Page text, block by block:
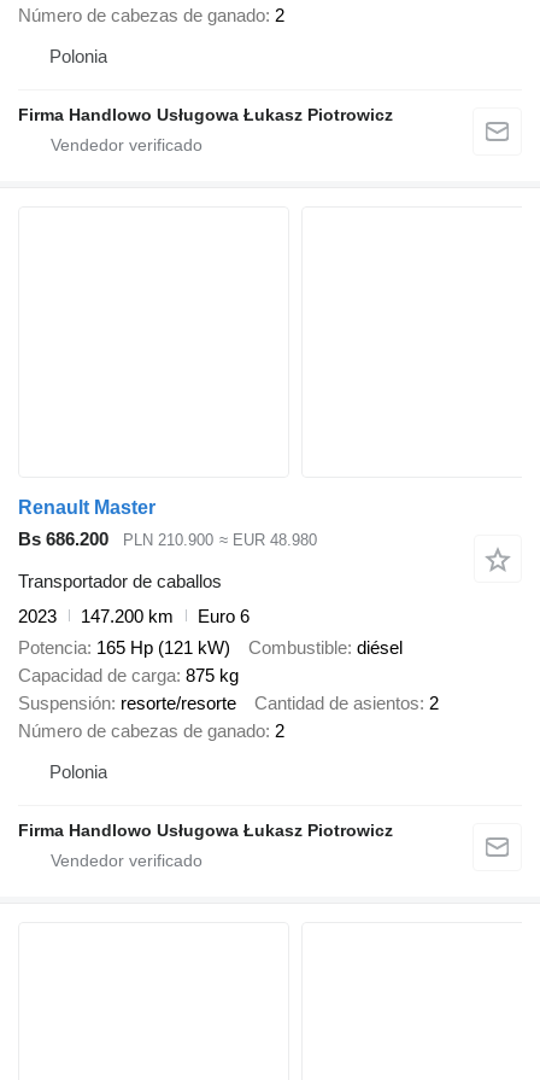
Número de cabezas de ganado 2
Polonia
Firma Handlowo Usługowa Łukasz Piotrowicz
Renault Master
Bs 686.200
PLN 210.900 ≈ EUR 48.980
Transportador de caballos
2023
147.200 km
Euro 6
Potencia 165 Hp (121 kW) Combustible diésel
Capacidad de carga 875 kg
Suspensión resorte/resorte Cantidad de asientos 2
Número de cabezas de ganado 2
Polonia
Firma Handlowo Usługowa Łukasz Piotrowicz